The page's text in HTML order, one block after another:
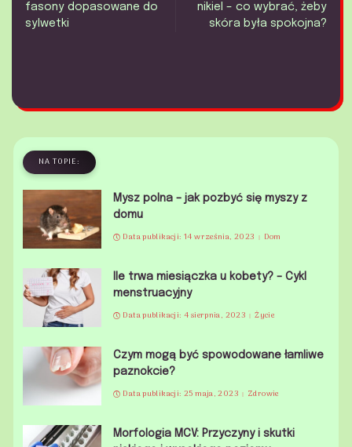
fasony dopasowane do
sylwetki
nikiel – co wybrać, żeby
skóra była spokojna?
NA TOPIE:
Mysz polna – jak pozbyć się myszy z
domu
Data publikacji: 14 września, 2023 Dom
Ile trwa miesiączka u kobety? – Cykl
menstruacyjny
Data publikacji: 4 sierpnia, 2023 Życie
Czym mogą być spowodowane łamliwe
paznokcie?
Data publikacji: 25 maja, 2023 Zdrowie
Morfologia MCV: Przyczyny i skutki